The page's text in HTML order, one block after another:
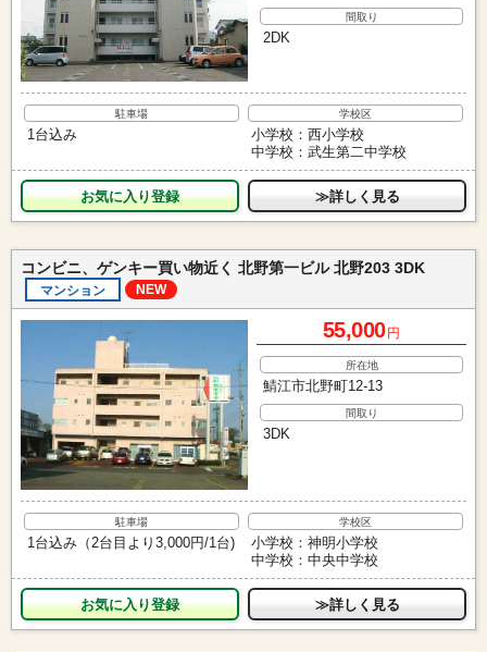
間取り
2DK
駐車場
1台込み
学校区
小学校：西小学校
中学校：武生第二中学校
お気に入り ≫詳しく見る
コンビニ、ゲンキー買い物近く 北野第一ビル 北野203 3DK
マンション NEW
55,000円
所在地
鯖江市北野町12-13
間取り
3DK
駐車場
1台込み（2台目より3,000円/1台)
学校区
小学校：神明小学校
中学校：中央中学校
お気に入り ≫詳しく見る